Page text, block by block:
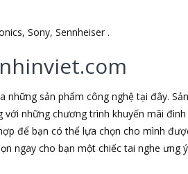
Sony, Sennheiser .
sản phẩm công nghệ tại đây.
những chương trình khuyến mãi
để bạn có thể lựa chọn cho mình
ngay cho bạn một chiếc tai nghe ưng